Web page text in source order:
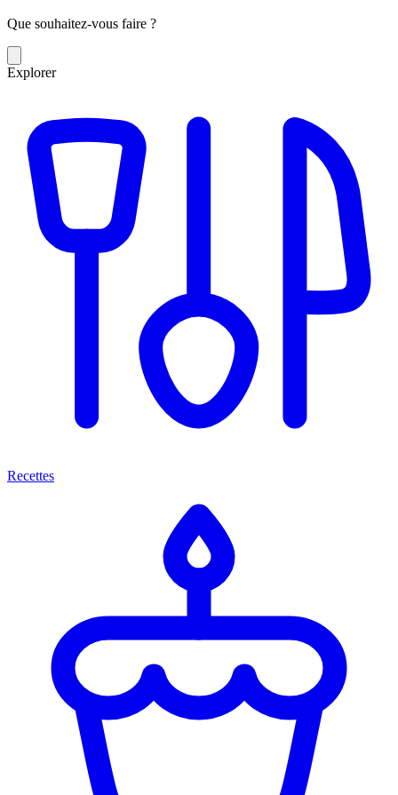
Que souhaitez-vous faire ?
Explorer
Recettes